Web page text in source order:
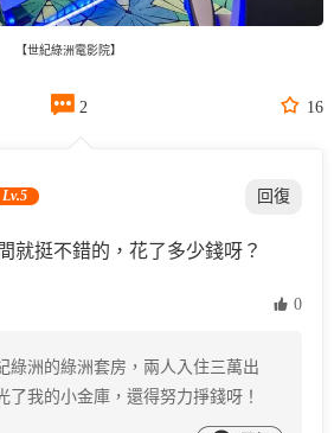
【世紀綠洲電影院】
 2  16
Lv.5 回復
就挺不錯的，花了多少錢呀？
 0
綠洲的綠洲套房，兩人入住三萬出
了我的小金庫，還得努力掙錢呀！